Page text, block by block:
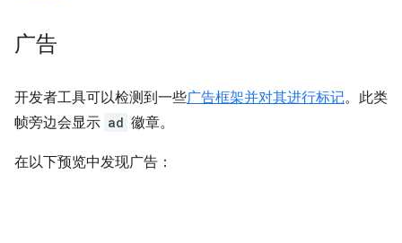
广告
开发者工具可以检测到一些广告框架并对其进行标记。此类
帧旁边会显示 ad 徽章。
在以下预览中发现广告：